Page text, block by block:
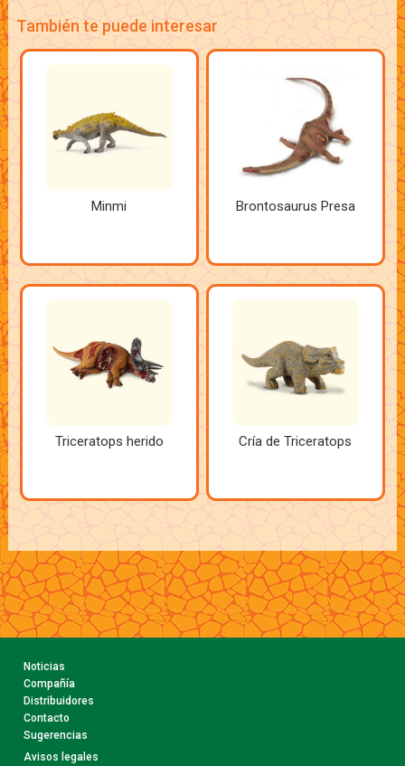
También te puede interesar
Minmi Brontosaurus Presa
Triceratops herido Cría de Triceratops
Noticias
Compañía
Distribuidores
Contacto
Sugerencias
Avisos legales